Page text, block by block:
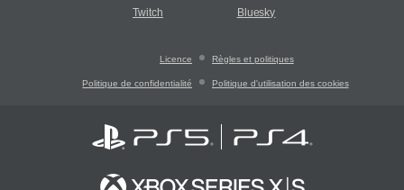
Twitch Bluesky
Licence Règles et politiques
Politique de confidentialité Politique d'utilisation des cookies